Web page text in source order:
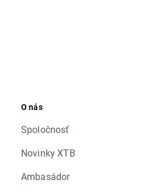
O nás
Spoločnosť
Novinky XTB
Ambasádor